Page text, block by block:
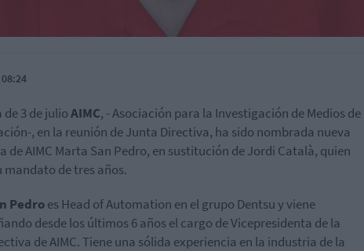
de 3 de julioAIMC, - Asociación para la Investigación de Medios de
, en la reunión de Junta Directiva, ha sido nombrada nueva
de AIMC Marta San Pedro, en sustitución de Jordi Català, quien
mandato de tres años.
Pedroes Head of Automation en el grupo Dentsu y viene
desde los últimos 6 años el cargo de Vicepresidenta de la
de AIMC. Tiene una sólida experiencia en la industria de la